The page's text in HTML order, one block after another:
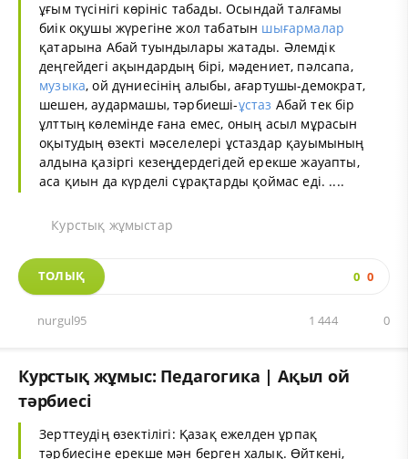
ұғым түсінігі көрініс табады. Осындай талғамы
биік оқушы жүрегіне жол табатын шығармалар
қатарына Абай туындылары жатады. Әлемдік
деңгейдегі ақындардың бірі, мәдениет, пәлсапа,
музыка, ой дүниесінің алыбы, ағартушы-демократ,
шешен, аудармашы, тәрбиеші-ұстаз Абай тек бір
ұлттың көлемінде ғана емес, оның асыл мұрасын
оқытудың өзекті мәселелері ұстаздар қауымының
алдына қазіргі кезеңдердегідей ерекше жауапты,
аса қиын да күрделі сұрақтарды қоймас еді. ....
Курстық жұмыстар
ТОЛЫҚ 0 0
nurgul95 0
1 444
Курстық жұмыс: Педагогика | Ақыл ой
тәрбиесі
Зерттеудің өзектілігі: Қазақ ежелден ұрпақ
тәрбиесіне ерекше мән берген халық. Өйткені,